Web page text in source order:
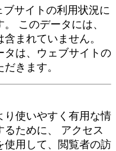
ブサイトの利用状況に
このデータには、
まれていません。
タは、ウェブサイトの
きます。
り使いやすく有用な情
ために、 アクセス
使用して、閲覧者の訪